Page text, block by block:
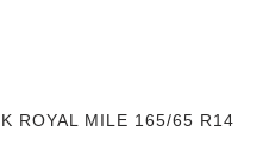
ROYAL MILE 165/65 R14